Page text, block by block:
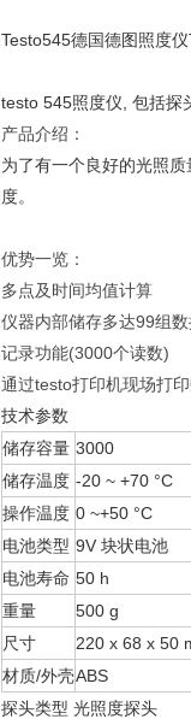
Testo545德国德图照度
testo 545照度仪, 包括探
产品介绍：
为了有一个良好的光照
度。
优势一览：
多点及时间均值计算
仪器内部储存多达99组
记录功能(3000个读数)
通过testo打印机现场打
技术参数
储存容量 3000
储存温度 -20 ~ +70 °C
操作温度 0 ~+50 °C
电池类型 9V 块状电池
电池寿命 50 h
重量
500 g
尺寸
220 x 68 x 50
材质/外壳ABS
探头类型 光照度探头